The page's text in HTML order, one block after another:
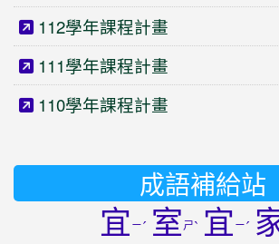
112學年課程計畫
111學年課程計畫
110學年課程計畫
成語補給站
宜 ㄧˊ 室 ㄕˋ 宜 ㄧˊ